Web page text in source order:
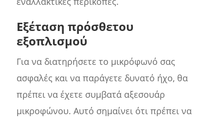
Εξέταση πρόσθετου
εξοπλισμού
Για να διατηρήσετε το μικρόφωνό σας
ασφαλές και να παράγετε δυνατό ήχο, θα
πρέπει να έχετε συμβατά αξεσουάρ
μικροφώνου. Αυτό σημαίνει ότι πρέπει να